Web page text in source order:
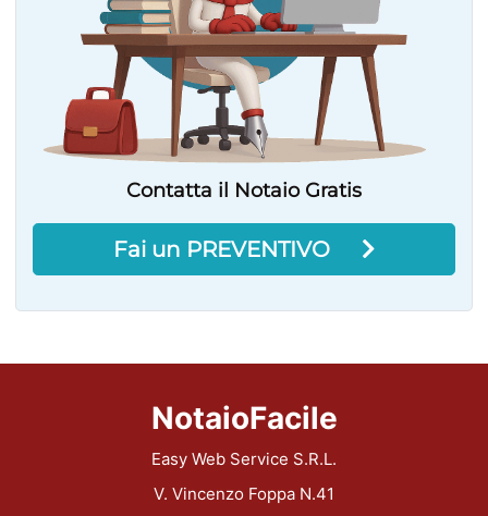
Contatta il Notaio Gratis
Fai un PREVENTIVO
NotaioFacile
Easy Web Service S.R.L.
V. Vincenzo Foppa N.41